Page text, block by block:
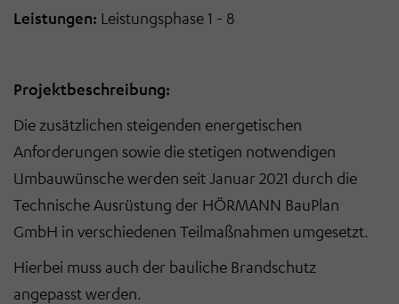
Leistungen: Leistungsphase 1 - 8
Projektbeschreibung:
Die zusätzlichen steigenden energetischen
Anforderungen sowie die stetigen notwendigen
Umbauwünsche werden seit Januar 2021 durch die
Technische Ausrüstung der HÖRMANN BauPlan
GmbH in verschiedenen Teilmaßnahmen umgesetzt.
Hierbei muss auch der bauliche Brandschutz
angepasst werden.